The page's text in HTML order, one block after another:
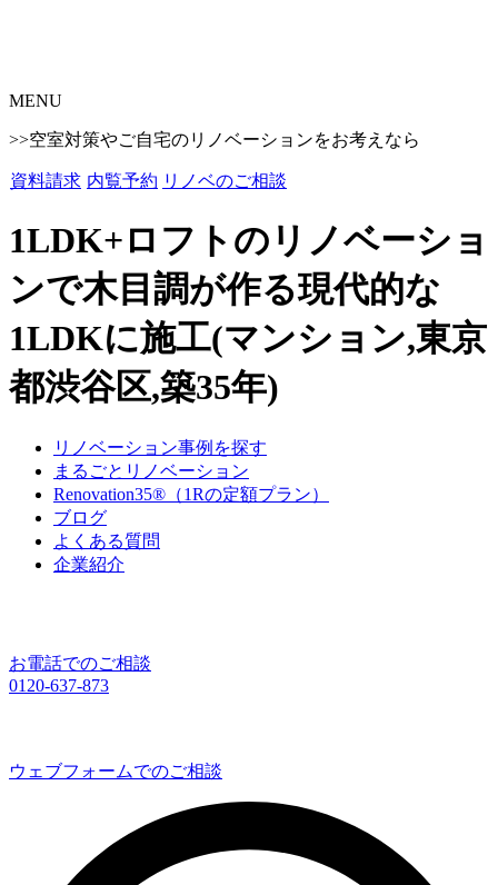
MENU
>>空室対策やご自宅のリノベーションをお考えなら
資料請求 内覧予約 リノベのご相談
1LDK+ロフトのリノベーショ
ンで木目調が作る現代的な
1LDKに施工(マンション,東京
都渋谷区,築35年)
リノベーション事例を探す
まるごとリノベーション
Renovation35®（1Rの定額プラン）
ブログ
よくある質問
企業紹介
お電話でのご相談
0120-637-873
ウェブフォームでのご相談